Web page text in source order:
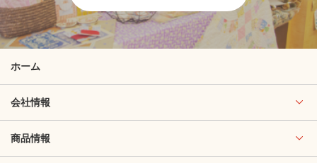
ホーム
会社情報
商品情報